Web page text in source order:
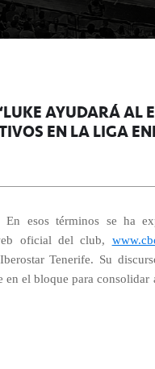
AYUDARÁ AL
EN LA LIGA
esos términos se ha
oficial del club,
Tenerife. Su
en el bloque para